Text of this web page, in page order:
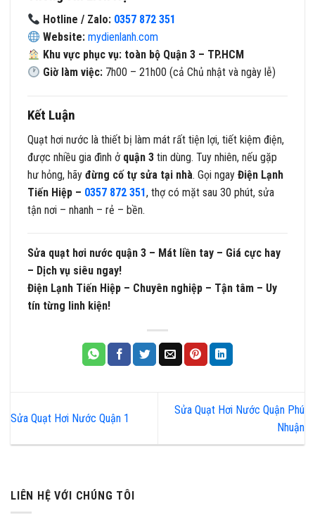
Hotline / Zalo: 0357 872 351
Website: mydienlanh.com
Khu vực phục vụ: toàn bộ Quận 3 – TP.HCM
Giờ làm việc: 7h00 – 21h00 (cả Chủ nhật và ngày lễ)
Kết Luận
Quạt hơi nước là thiết bị làm mát rất tiện lợi, tiết kiệm điện,
được nhiều gia đình ở quận 3 tin dùng. Tuy nhiên, nếu gặp
hư hỏng, hãy đừng cố tự sửa tại nhà. Gọi ngay Điện Lạnh
Tiến Hiệp – 0357 872 351, thợ có mặt sau 30 phút, sửa
tận nơi – nhanh – rẻ – bền.
Sửa quạt hơi nước quận 3 – Mát liền tay – Giá cực hay
– Dịch vụ siêu ngay!
Điện Lạnh Tiến Hiệp – Chuyên nghiệp – Tận tâm – Uy
tín từng linh kiện!
Sửa Quạt Hơi Nước Quận 1
Sửa Quạt Hơi Nước Quận Phú
Nhuận
LIÊN HỆ VỚI CHÚNG TÔI